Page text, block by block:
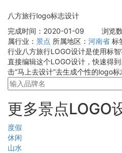
八方旅行logo标志设计
完成时间：2020-01-09
浏览
属行业： 景点 所属地区： 河南省 标
行业八方旅行LOGO设计是使用标
直接编辑这个LOGO设计，快速得
击“马上去设计”去生成个性的logo标
更多景点LOGO
度假
休闲
山水